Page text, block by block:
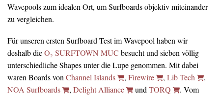
Wavepools zum idealen Ort, um Surfboards objektiv miteinander
zu vergleichen.
Für unseren ersten Surfboard Test im Wavepool haben wir
deshalb dieO₂ SURFTOWN MUC besucht und sieben völlig
unterschiedliche Shapes unter die Lupe genommen. Mit dabei
waren Boards von Channel Islands , Firewire , Lib Tech
,
NOA Surfboards
, Delight Alliance und TORQ
. Vom